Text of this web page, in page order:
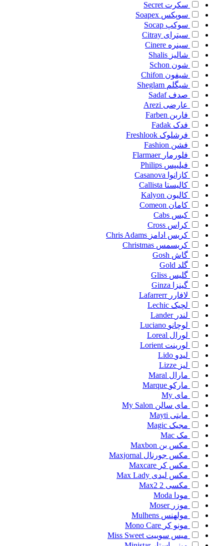
سکرت Secret
سوپکس Soapex
سوکپ Socap
سیترای Citray
سینره Cinere
شالیز Shalis
شون Schon
شیفون Chifon
شیگلم Sheglam
صدف Sadaf
عارضی Arezi
فاربن Farben
فدک Fadak
فرشلوک Freshlook
فشن Fashion
فلورمار Flarmaer
فیلیپس Philips
کازانوا Casanova
کالیستا Callista
کالیون Kalyon
کامان Comeon
کبس Cabs
کراس Cross
کریس ادامز Chris Adams
کریسمس Christmas
گاش Gosh
گلد Gold
گلیس Gliss
گینزا
Ginza
لافارر Lafarrerr
لچیک Lechic
لندر Lander
لوچانو Luciano
لورال Loreal
لورینت Lorient
لیدو Lido
لیز Lizze
مارال Maral
مارکو Marque
مای My
مای سالن My Salon
مایتی Mayti
مجیک Magic
مک Mac
مکس بن Maxbon
مکس جورنال Maxjornal
مکس کر Maxcare
مکس لیدی Max Lady
مکسی 2
Max2
مودا Moda
موزر Moser
مولهنس Mulhens
مونو کر Mono Care
میس سوییت Miss Sweet